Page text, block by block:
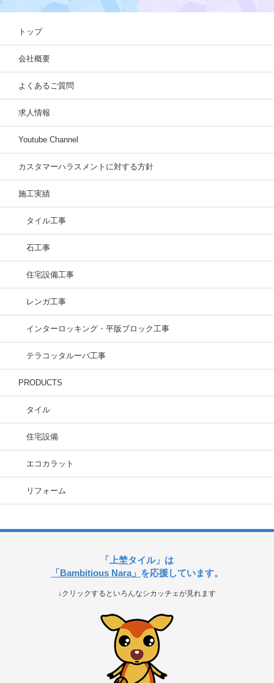
トップ
会社概要
よくあるご質問
求人情報
Youtube Channel
カスタマーハラスメントに対する方針
施工実績
タイル工事
石工事
住宅設備工事
レンガ工事
インターロッキング・平版ブロック工事
テラコッタルーバ工事
PRODUCTS
タイル
住宅設備
エコカラット
リフォーム
「上埜タイル」は
「Bambitious Nara」 を応援しています。
↓クリックするといろんなシカッチェが見れます